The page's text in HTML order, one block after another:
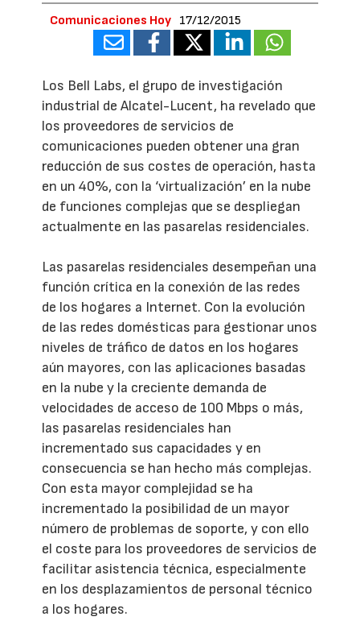
Comunicaciones Hoy 17/12/2015
Los Bell Labs, el grupo de investigación
industrial de Alcatel-Lucent, ha revelado que
los proveedores de servicios de
comunicaciones pueden obtener una gran
reducción de sus costes de operación, hasta
en un 40%, con la ‘virtualización’ en la nube
de funciones complejas que se despliegan
actualmente en las pasarelas residenciales.
Las pasarelas residenciales desempeñan una
función crítica en la conexión de las redes
de los hogares a Internet. Con la evolución
de las redes domésticas para gestionar unos
niveles de tráfico de datos en los hogares
aún mayores, con las aplicaciones basadas
en la nube y la creciente demanda de
velocidades de acceso de 100 Mbps o más,
las pasarelas residenciales han
incrementado sus capacidades y en
consecuencia se han hecho más complejas.
Con esta mayor complejidad se ha
incrementado la posibilidad de un mayor
número de problemas de soporte, y con ello
el coste para los proveedores de servicios de
facilitar asistencia técnica, especialmente
en los desplazamientos de personal técnico
a los hogares.